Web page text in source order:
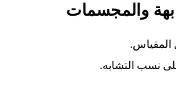
والمجسمات
المقياس.
نسب التشابه.